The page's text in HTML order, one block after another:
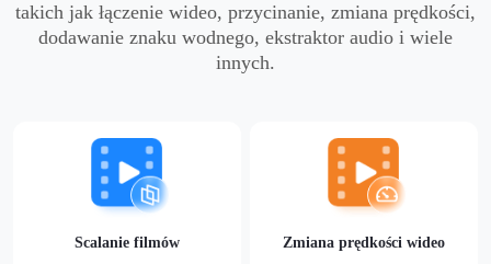
takich jak łączenie wideo, przycinanie, zmiana prędkości,
dodawanie znaku wodnego, ekstraktor audio i wiele
innych.
Scalanie filmów Zmiana prędkości wideo